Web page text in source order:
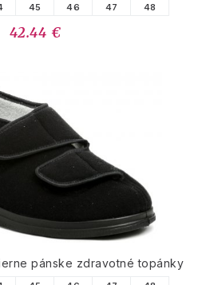
45 46 47 48
42.44 €
pánske zdravotné topánky